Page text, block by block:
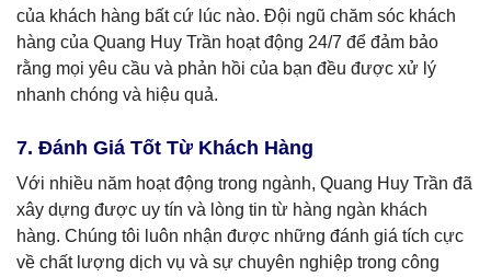
của khách hàng bất cứ lúc nào. Đội ngũ chăm sóc khách
hàng của Quang Huy Trần hoạt động 24/7 để đảm bảo
rằng mọi yêu cầu và phản hồi của bạn đều được xử lý
nhanh chóng và hiệu quả.
7. Đánh Giá Tốt Từ Khách Hàng
Với nhiều năm hoạt động trong ngành, Quang Huy Trần đã
xây dựng được uy tín và lòng tin từ hàng ngàn khách
hàng. Chúng tôi luôn nhận được những đánh giá tích cực
về chất lượng dịch vụ và sự chuyên nghiệp trong công